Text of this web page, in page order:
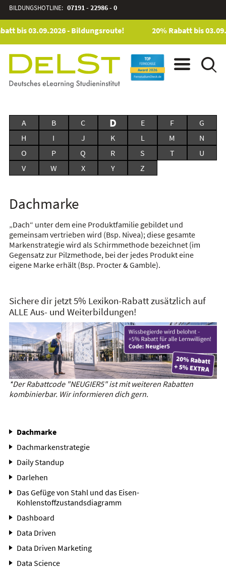
BILDUNGSHOTLINE: 07191 - 22986 - 0
bis 03.09.2026 - Bildungsroute! 20% Rabatt bis
A B C D E F
G
H
I J K L M
N
O
P Q R S T
U
V
W X Y Z
Dachmarke
„Dach“ unter dem eine Produktfamilie gebildet und
gemeinsam vertrieben wird (Bsp. Nivea); diese gesamte
Markenstrategie wird als Schirmmethode bezeichnet (im
Gegensatz zur Pilzmethode, bei der jedes Produkt eine
eigene Marke erhält (Bsp. Procter & Gamble).
Sichere dir jetzt 5% Lexikon-Rabatt zusätzlich auf
ALLE Aus- und Weiterbildungen!
*Der Rabattcode "NEUGIER5" ist mit weiteren Rabatten
kombinierbar. Wir informieren dich gern.
Dachmarke
Dachmarkenstrategie
Daily Standup
Darlehen
Das Gefüge von Stahl und das Eisen-
Kohlenstoffzustandsdiagramm
Dashboard
Data Driven
Data Driven Marketing
Data Science